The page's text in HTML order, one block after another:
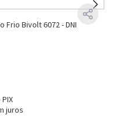
Frio Bivolt 6072 - DNI
juros